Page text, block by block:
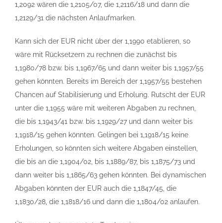
1,2092 wären die 1,2105/07, die 1,2116/18 und dann die
1,2129/31 die nächsten Anlaufmarken.
Kann sich der EUR nicht über der 1,1990 etablieren, so
wäre mit Rücksetzern zu rechnen die zunächst bis
1,1980/78 bzw. bis 1,1967/65 und dann weiter bis 1,1957/55
gehen könnten. Bereits im Bereich der 1,1957/55 bestehen
Chancen auf Stabilisierung und Erholung. Rutscht der EUR
unter die 1,1955 wäre mit weiteren Abgaben zu rechnen,
die bis 1,1943/41 bzw. bis 1,1929/27 und dann weiter bis
1,1918/15 gehen könnten. Gelingen bei 1,1918/15 keine
Erholungen, so könnten sich weitere Abgaben einstellen,
die bis an die 1,1904/02, bis 1,1889/87, bis 1,1875/73 und
dann weiter bis 1,1865/63 gehen könnten. Bei dynamischen
Abgaben könnten der EUR auch die 1,1847/45, die
1,1830/28, die 1,1818/16 und dann die 1,1804/02 anlaufen.